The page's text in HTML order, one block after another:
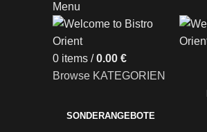
Menu
0 items / 0.00 €
Browse KATEGORIEN
SONDERANGEBOTE